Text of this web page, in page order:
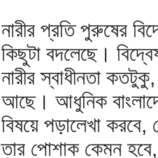
নারীর প্রতি পুরুষের
কিছুটা বদলেছে।
নারীর স্বাধীনতা
আছে। আধুনিক
বিষয়ে পড়ালেখা
তার পোশাক কেমন